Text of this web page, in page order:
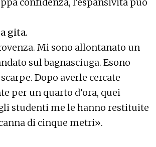
gita.
Mi sono allontanato un
sul bagnasciuga. Esono
Dopo averle cercate
per un quarto d’ora, quei
studenti me le hanno restituite
di cinque metri».